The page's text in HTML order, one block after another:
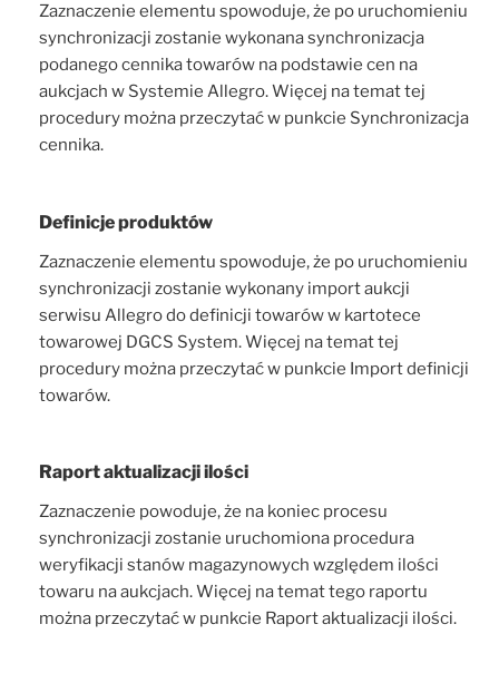
Zaznaczenie elementu spowoduje, że po uruchomieniu
synchronizacji zostanie wykonana synchronizacja
podanego cennika towarów na podstawie cen na
aukcjach w Systemie Allegro. Więcej na temat tej
procedury można przeczytać w punkcie Synchronizacja
cennika.
Definicje produktów
Zaznaczenie elementu spowoduje, że po uruchomieniu
synchronizacji zostanie wykonany import aukcji
serwisu Allegro do definicji towarów w kartotece
towarowej DGCS System. Więcej na temat tej
procedury można przeczytać w punkcie Import definicji
towarów.
Raport aktualizacji ilości
Zaznaczenie powoduje, że na koniec procesu
synchronizacji zostanie uruchomiona procedura
weryfikacji stanów magazynowych względem ilości
towaru na aukcjach. Więcej na temat tego raportu
można przeczytać w punkcie Raport aktualizacji ilości.